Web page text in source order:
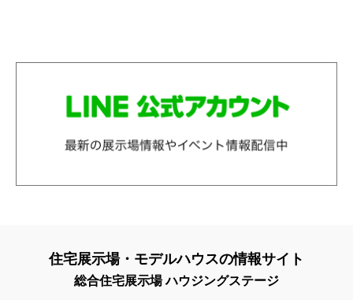
住宅展示場・モデルハウスの情報サイト
総合住宅展示場 ハウジングステージ